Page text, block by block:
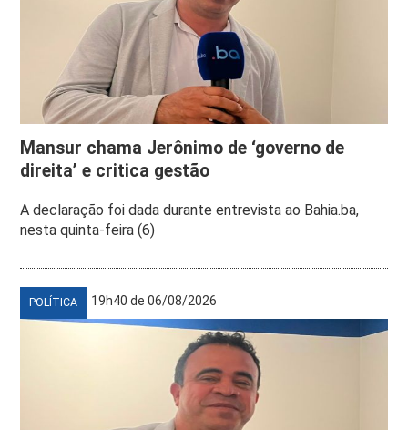
Mansur chama Jerônimo de ‘governo de
direita’ e critica gestão
A declaração foi dada durante entrevista ao Bahia.ba,
nesta quinta-feira (6)
POLÍTICA 19h40 de 06/08/2026